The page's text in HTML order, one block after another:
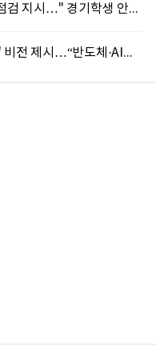
안민석, 개학 앞두고 폭염 대응 특별점검 지시…" 경기학생 안전 최우선"
이상일, 베트남 다낭서 'AI 도시 용인' 비전 제시…“반도체·AI로 시민 삶 바꾼다”